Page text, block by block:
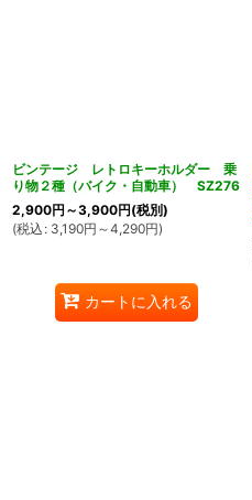
ビンテージ レトロキーホルダー 乗
り物２種（バイク・自動車） SZ276
2,900円 ～3,900円(税別)
(税込 : 3,190円 ～4,290円)
カートに入れる